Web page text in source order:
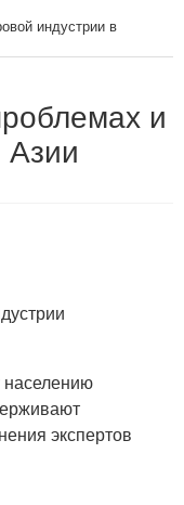
индустрии в
и
Азии
населению
экспертов